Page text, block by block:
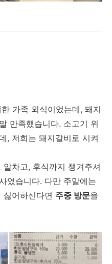
가족 외식이었는데, 돼지
만족했습니다. 소고기 위
, 저희는 돼지갈비로 시켜
차고, 후식까지 챙겨주셔
였습니다. 다만 주말에는
어하신다면 주중 방문을